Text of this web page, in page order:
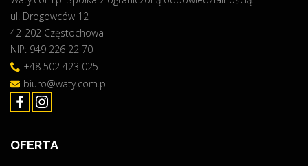
n
s
t
a
l
a
t
r
ul. Drogowców 12
42-202 Częstochowa
NIP: 949 226 22 70
+48 502 423 025
biuro@waty.com.pl
OFERTA